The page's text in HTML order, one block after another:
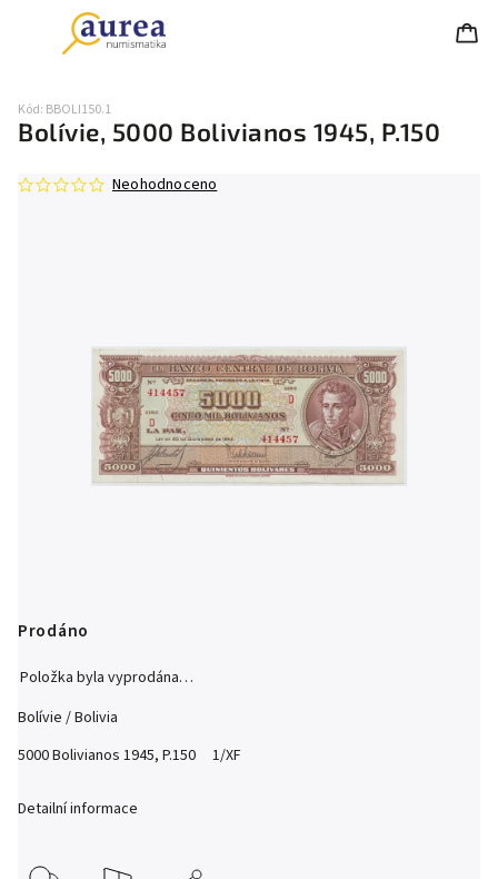
Bolívie, 5000 Bolivianos 1945, P.150
Kód: BBOLI150.1
Neohodnoceno
Prodáno
Položka byla vyprodána…
Bolívie / Bolivia
5000 Bolivianos 1945, P.150 1/XF
Detailní informace